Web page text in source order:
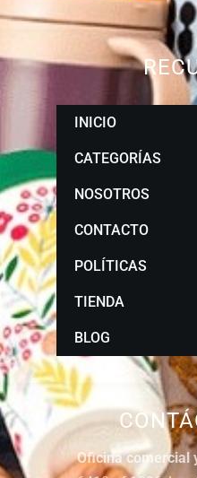
Oficina comercial
INICIO
CATEGORÍAS
NOSOTROS
CONTACTO
POLÍTICAS
TIENDA
BLOG